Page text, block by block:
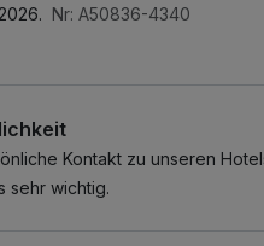
Kaffee/Tee im Zimmer
Nr: A50836-4340
Kontakt zu unseren
sehr wichtig.